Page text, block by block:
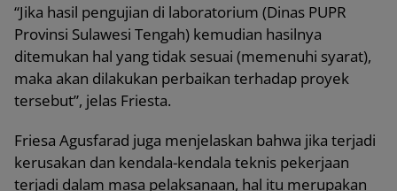
“Jika hasil pengujian di laboratorium (Dinas PUPR
Provinsi Sulawesi Tengah) kemudian hasilnya
ditemukan hal yang tidak sesuai (memenuhi syarat),
maka akan dilakukan perbaikan terhadap proyek
tersebut”, jelas Friesta.
Friesa Agusfarad juga menjelaskan bahwa jika terjadi
kerusakan dan kendala-kendala teknis pekerjaan
terjadi dalam masa pelaksanaan, hal itu merupakan